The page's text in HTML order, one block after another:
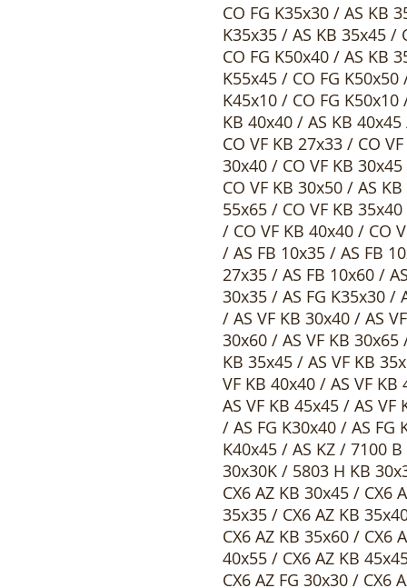
CO FG K35x30 / AS KB
K35x35 / AS KB 35x45 /
CO FG K50x40 / AS KB
K55x45 / CO FG K50x50
K45x10 / CO FG
KB 40x40 / AS KB
CO VF KB 27x33 / CO
30x40 / CO VF KB
CO VF KB 30x50 / AS
55x65 / CO VF KB
/ CO VF KB 40x40 / CO
/ AS FB 10x35 / AS FB
27x35 / AS FB 10x60 /
30x35 / AS FG K35x30 /
/ AS VF KB 30x40 / AS
30x60 / AS VF KB 30x65
KB 35x45 / AS VF KB
VF KB 40x40 / AS VF
AS VF KB 45x45 / AS
/ AS FG K30x40 / AS FG
K40x45 / AS KZ / 7100
30x30K / 5803 H KB
CX6 AZ KB 30x45 / CX6
35x35 / CX6 AZ KB
CX6 AZ KB 35x60 / CX6
40x55 / CX6 AZ KB
CX6 AZ FG 30x30 / CX6